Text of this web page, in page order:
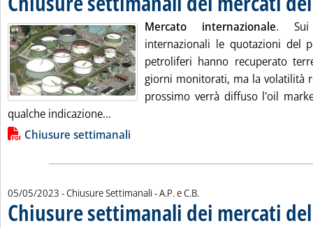
Mercato internazionale. Sui
internazionali le quotazioni del
petroliferi hanno recuperato
giorni monitorati, ma la volatilità
prossimo verrà diffuso l'oil
qualche indicazione...
Lista allegati PDF alla notizia
Chiusure settimanali
05/05/2023 - Chiusure Settimanali -di:
A.P. e C.B.
Chiusure settimanali dei mercati